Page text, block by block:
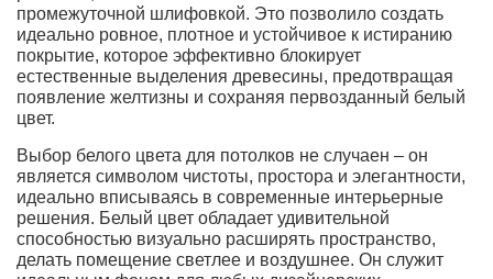
промежуточной шлифовкой. Это позволило создать
идеально ровное, плотное и устойчивое к истиранию
покрытие, которое эффективно блокирует
естественные выделения древесины, предотвращая
появление желтизны и сохраняя первозданный белый
цвет.
Выбор белого цвета для потолков не случаен – он
является символом чистоты, простора и элегантности,
идеально вписываясь в современные интерьерные
решения. Белый цвет обладает удивительной
способностью визуально расширять пространство,
делать помещение светлее и воздушнее. Он служит